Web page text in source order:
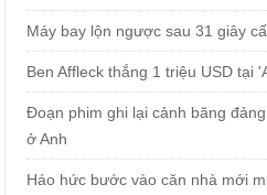
Máy bay lộn ngược sau 31 giây
Ben Affleck thắng 1 triệu USD tại
Đoạn phim ghi lại cảnh băng
ở Anh
Háo hức bước vào căn nhà mới